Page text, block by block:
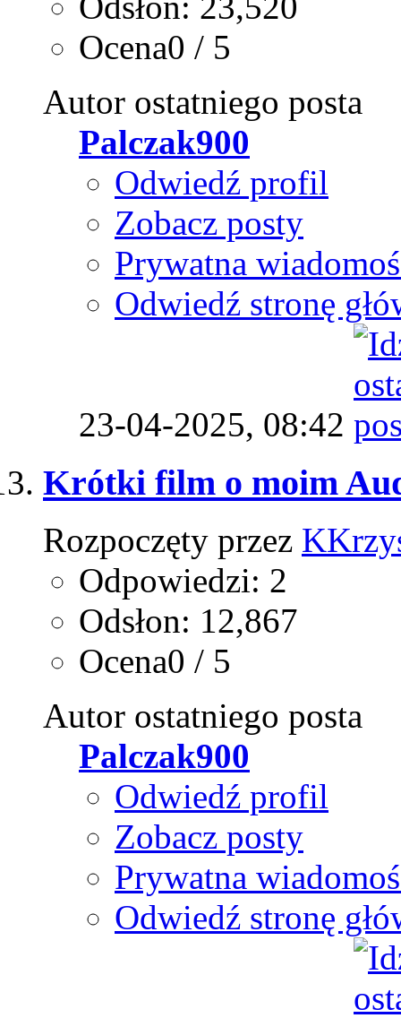
Ocena0 / 5
Autor ostatniego posta
Palczak900
Odwiedź profil
Zobacz posty
Prywatna
Odwiedź stronę
23-04-2025, 08:42
Krótki film o moim
Rozpoczęty przez
Odpowiedzi: 2
Odsłon: 12,867
Ocena0 / 5
Autor ostatniego posta
Palczak900
Odwiedź profil
Zobacz posty
Prywatna
Odwiedź stronę